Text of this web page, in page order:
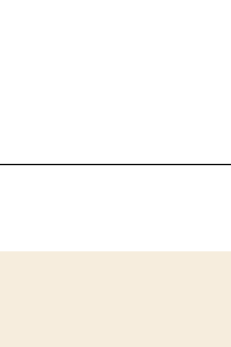
захисту дитини